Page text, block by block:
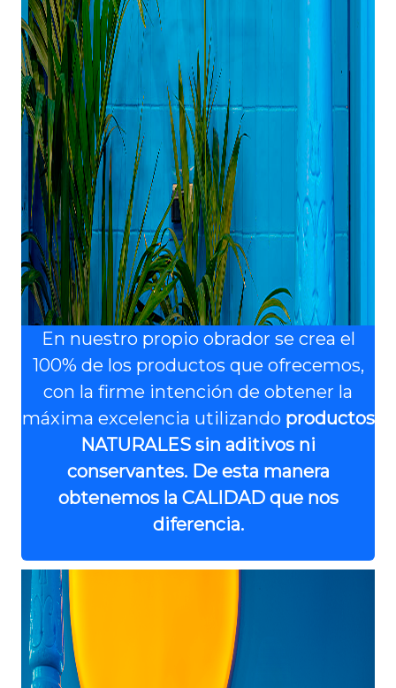
En nuestro propio obrador se crea el
100% de los productos que ofrecemos,
con la firme intención de obtener la
máxima excelencia utilizando productos
NATURALES sin aditivos ni
conservantes. De esta manera
obtenemos la CALIDAD que nos
diferencia.